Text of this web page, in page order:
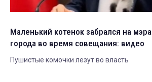
Маленький котенок забрался на
города во время совещания: видео
Пушистые комочки лезут во власть